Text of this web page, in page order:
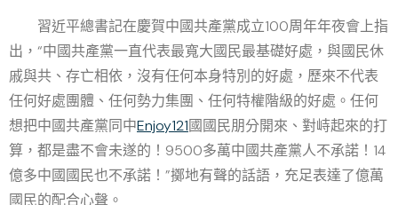
習近平總書記在慶賀中國共產黨成立100周年年夜會上指
出，“中國共產黨一直代表最寬大國民最基礎好處，與國民休
戚與共、存亡相依，沒有任何本身特別的好處，歷來不代表
任何好處團體、任何勢力集團、任何特權階級的好處。任何
想把中國共產黨同中Enjoy121國國民朋分開來、對峙起來的打
算，都是盡不會未遂的！9500多萬中國共產黨人不承諾！14
億多中國國民也不承諾！”擲地有聲的話語，充足表達了億萬
國民的配合心聲。